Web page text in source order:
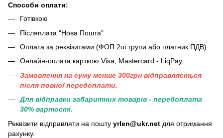
Способи оплати:
Готівкою
Післяплата "Нова Пошта"
Оплата за реквізитами (ФОП 2ої групи або платник ПДВ)
Онлайн-оплата карткою Visa, Mastercard - LiqPay
Замовлення на суму менше 300грн вiдправляється
пiсля повної передоплати.
Для відправки габаритних товарів - передоплата
30% вартості.
Реквізити відправляти на пошту yrlen@ukr.net для отримання
рахунку.